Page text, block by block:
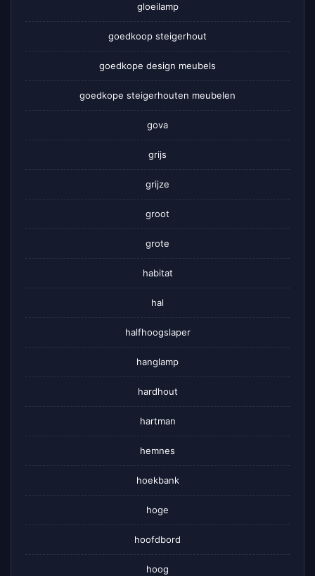
gloeilamp
goedkoop steigerhout
goedkope design meubels
goedkope steigerhouten meubelen
gova
grijs
grijze
groot
grote
habitat
hal
halfhoogslaper
hanglamp
hardhout
hartman
hemnes
hoekbank
hoge
hoofdbord
hoog